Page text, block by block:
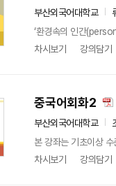
부산외국어대학교
‘환경속의 인간
차시보기
강의담기
중국어회화2
부산외국어대학교
본 강좌는 기초이상
차시보기
강의담기